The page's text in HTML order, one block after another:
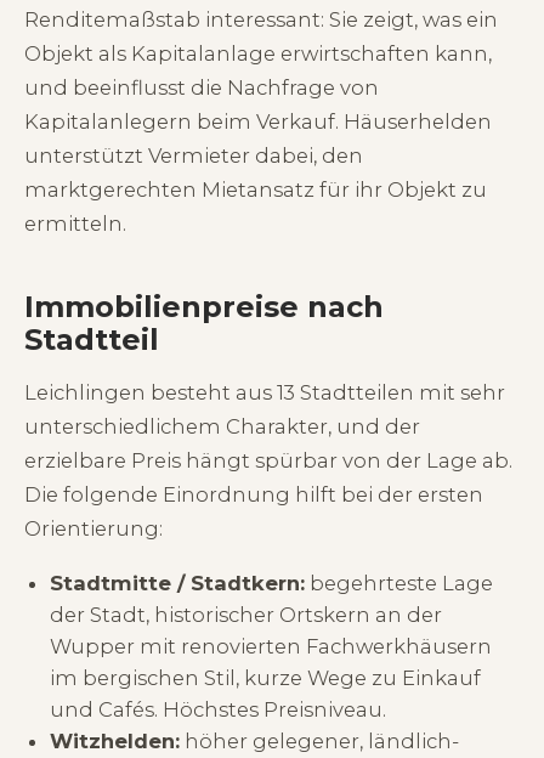
Renditemaßstab interessant: Sie zeigt, was ein
Objekt als Kapitalanlage erwirtschaften kann,
und beeinflusst die Nachfrage von
Kapitalanlegern beim Verkauf. Häuserhelden
unterstützt Vermieter dabei, den
marktgerechten Mietansatz für ihr Objekt zu
ermitteln.
Immobilienpreise nach
Stadtteil
Leichlingen besteht aus 13 Stadtteilen mit sehr
unterschiedlichem Charakter, und der
erzielbare Preis hängt spürbar von der Lage ab.
Die folgende Einordnung hilft bei der ersten
Orientierung:
Stadtmitte / Stadtkern:begehrteste Lage
der Stadt, historischer Ortskern an der
Wupper mit renovierten Fachwerkhäusern
im bergischen Stil, kurze Wege zu Einkauf
und Cafés. Höchstes Preisniveau.
Witzhelden:höher gelegener, ländlich-